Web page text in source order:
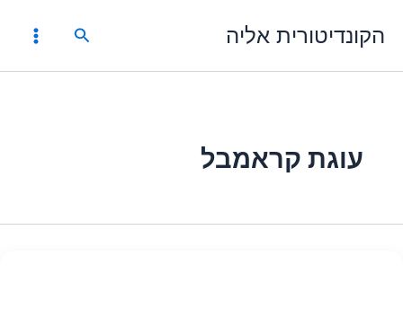
לתוכןהקונדיטורית אליה חיפוש
עוגת קראמבל